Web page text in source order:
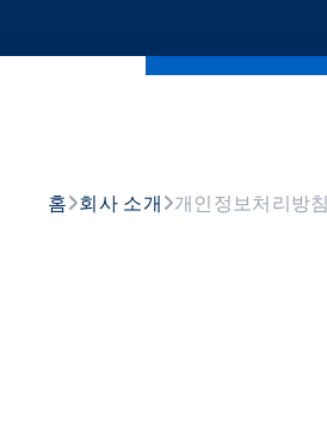
홈 회사 소개 개인정보처리방침